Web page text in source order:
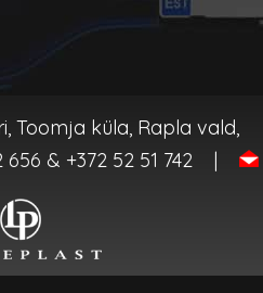
Toomja küla, Rapla vald,
656 & +372 52 51 742 |